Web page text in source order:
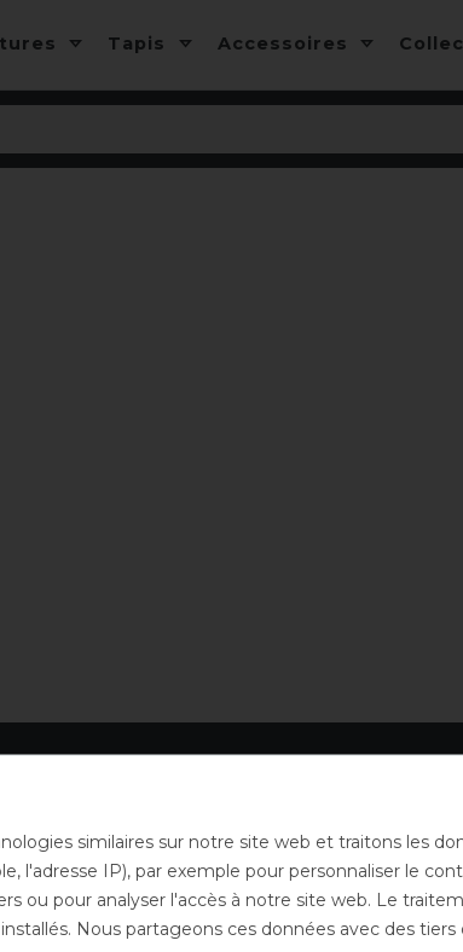
Tapis Accessoires
similaires sur notre site web et traitons les
l'adresse IP), par exemple pour personnaliser le
ou pour analyser l'accès à notre site web. Le
Nous partageons ces données avec des